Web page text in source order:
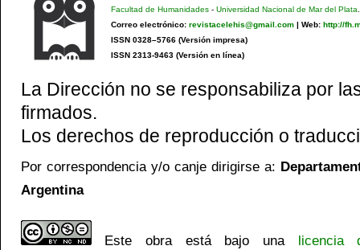
Facultad de Humanidades- Universidad Nacional de Mar del Plata.
Correo electrónico: revistacelehis@gmail.com| Web: http://
ISSN 0328–5766 (Versión impresa)
ISSN 2313-9463 (Versión en línea)
La Dirección no se responsabiliza por
firmados.
Los derechos de reproducción o
Por correspondencia y/o canje dirigirse a:
Argentina
Este obra está bajo una licencia